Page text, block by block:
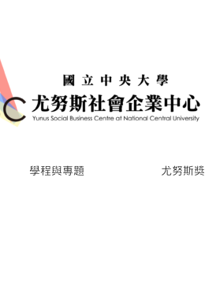
學程與專題 尤努斯獎